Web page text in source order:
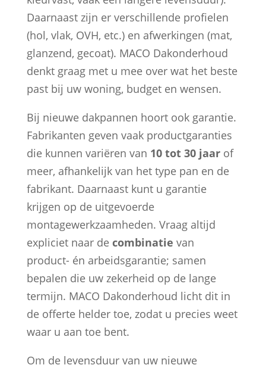
Daarnaast zijn er verschillende profielen
(hol, vlak, OVH, etc.) en afwerkingen (mat,
glanzend, gecoat). MACO Dakonderhoud
denkt graag met u mee over wat het beste
past bij uw woning, budget en wensen.
Bij nieuwe dakpannen hoort ook garantie.
Fabrikanten geven vaak productgaranties
die kunnen variëren van 10 tot 30 jaarof
meer, afhankelijk van het type pan en de
fabrikant. Daarnaast kunt u garantie
krijgen op de uitgevoerde
montagewerkzaamheden. Vraag altijd
expliciet naar de combinatie van
product- én arbeidsgarantie; samen
bepalen die uw zekerheid op de lange
termijn. MACO Dakonderhoud licht dit in
de offerte helder toe, zodat u precies weet
waar u aan toe bent.
Om de levensduur van uw nieuwe